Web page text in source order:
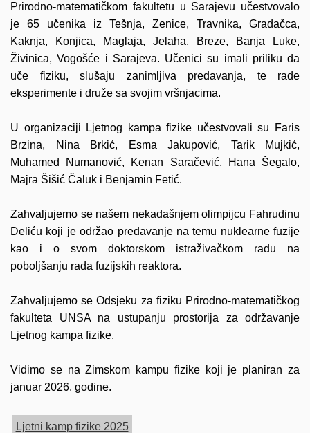
Prirodno-matematičkom fakultetu u Sarajevu učestvovalo
je 65 učenika iz Tešnja, Zenice, Travnika, Gradačca,
Kaknja, Konjica, Maglaja, Jelaha, Breze, Banja Luke,
Živinica, Vogošće i Sarajeva. Učenici su imali priliku da
uče fiziku, slušaju zanimljiva predavanja, te rade
eksperimente i druže sa svojim vršnjacima.
U organizaciji Ljetnog kampa fizike učestvovali su Faris
Brzina,
Nina Brkić, Esma Jakupović, Tarik Mujkić,
Muhamed Numanović, Kenan Saračević, Hana Šegalo,
Majra Šišić Čaluk i Benjamin Fetić.
Zahvaljujemo se našem nekadašnjem olimpijcu Fahrudinu
Deliću koji je održao predavanje na temu nuklearne fuzije
kao i o svom doktorskom istraživačkom radu na
poboljšanju rada fuzijskih reaktora.
Zahvaljujemo seOdsjeku za fiziku Prirodno-matematičkog
fakulteta UNSAna ustupanju prostorija za održavanje
Ljetnog kampa fizike.
Vidimo se na Zimskom kampu fizike koji je planiran za
januar 2026. godine.
Ljetni kamp fizike 2025